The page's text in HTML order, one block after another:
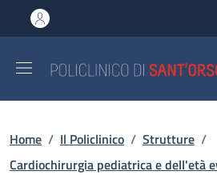
al contenuto principale
to footer content
Briciole di pane
Home / Il Policlinico / Strutture /
Cardiochirurgia pediatrica e dell'età